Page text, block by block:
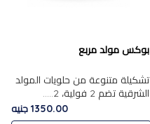
بوكس مولد مربع
تشكيلة متنوعة من حلويات المولد
الشرقية تضم 2 فولية، 2.....
1350.00 جنيه